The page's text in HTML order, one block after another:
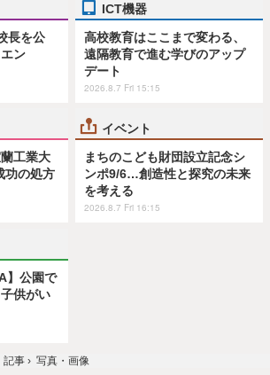
長を公
ン
ICT機器
高校教育はここまで変わる、
遠隔教育で進む学びのアップ
デート
2026.8.7 Fri 15:15
工業大
功の処方
イベント
まちのこども財団設立記念シ
ンポ9/6…創造性と探究の未来
を考える
2026.8.7 Fri 16:15
】公園で
供がい
記事 › 写真・画像